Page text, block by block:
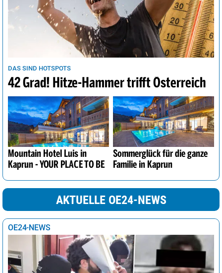
DAS SIND HOTSPOTS
42 Grad! Hitze-Hammer trifft Österreich
Mountain Hotel Luis in
Kaprun - YOUR PLACE TO BE
Sommerglück für die ganze
Familie in Kaprun
AKTUELLE OE24-NEWS
OE24-NEWS